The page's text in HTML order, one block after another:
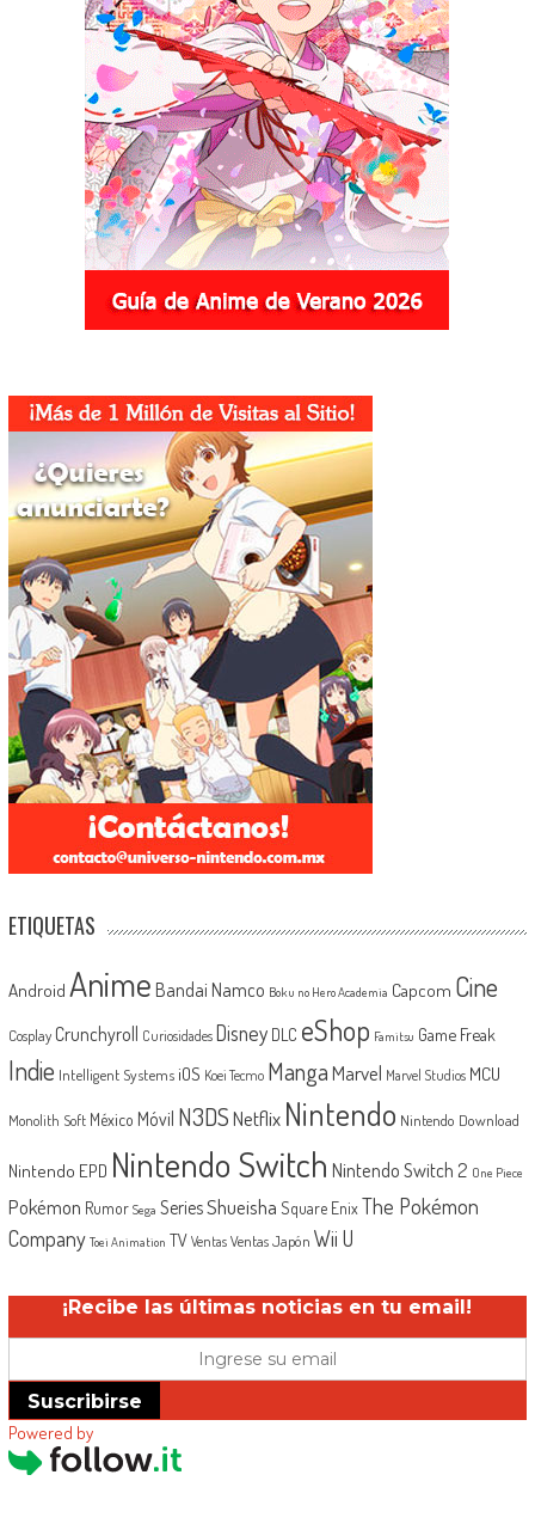
ETIQUETAS
Android Anime Bandai Namco Boku no Hero Academia Capcom Cine
Cosplay Crunchyroll Curiosidades Disney DLC eShop Famitsu Game Freak
Indie Intelligent Systems iOS Koei Tecmo MangaMarvel Marvel Studios MCU
Monolith Soft México Móvil N3DSNetflix Nintendo Nintendo Download
Nintendo EPD Nintendo Switch Nintendo Switch 2 One Piece
Pokémon Rumor Sega SeriesShueisha Square EnixThe Pokémon
Company Toei Animation TV Ventas Ventas Japón Wii U
¡Recibe las últimas noticias en tu email!
Suscribirse
Powered by